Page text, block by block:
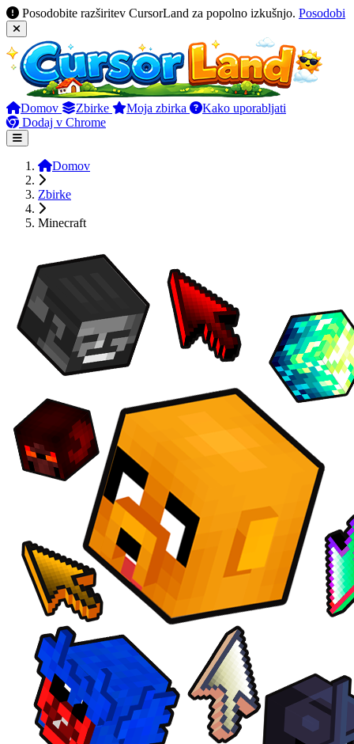
Posodobite razširitev CursorLand za popolno izkušnjo. Posodobi
Domov Zbirke Moja zbirka
Kako uporabljati
Dodaj v Chrome
Domov
Zbirke
Minecraft